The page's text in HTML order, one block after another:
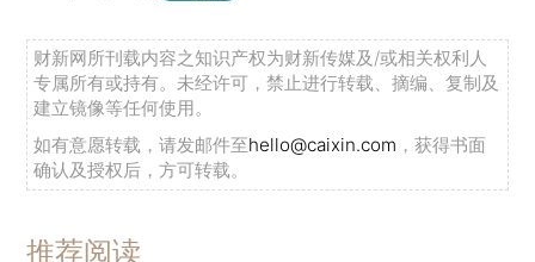
财新网所刊载内容之知识产权为财新传媒及/或相关权利人
专属所有或持有。未经许可，禁止进行转载、摘编、复制及
建立镜像等任何使用。
如有意愿转载，请发邮件至hello@caixin.com ，获得书面
确认及授权后，方可转载。
推荐阅读